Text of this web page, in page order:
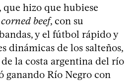
que hizo que hubiese
corned beef, con su
y el fútbol rápido y
dinámicas de los salteños,
la costa argentina del río
ganando Río Negro con